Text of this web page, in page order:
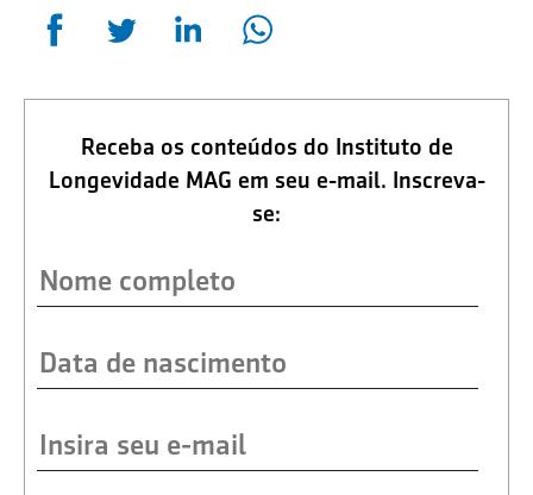
Receba os conteúdos do Instituto de
Longevidade MAG em seu e-mail. Inscreva-
se: